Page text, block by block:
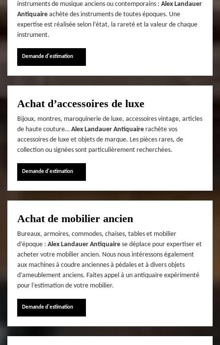
instruments de musique anciens ou contemporains : Alex Landauer
Antiquaire achète des instruments de toutes époques. Une
expertise est réalisée selon l’état, la rareté et la valeur de chaque
instrument.
Demande d'estimation
Achat d’accessoires de luxe
Bijoux, montres, maroquinerie de luxe, accessoires vintage, articles
de haute couture… Alex Landauer Antiquaire rachète vos
accessoires de luxe et objets de marque. Les pièces rares, de
collection ou signées sont particulièrement recherchées.
Demande d'estimation
Achat de mobilier ancien
Bureaux, armoires, commodes, chaises, tables et mobilier
d’époque : Alex Landauer Antiquaire se déplace pour expertiser et
acheter votre mobilier ancien. Nous nous intéressons également
aux machines à coudre anciennes à pédales et à divers objets
d’ameublement anciens. Faites appel à un antiquaire expérimenté
pour l’estimation de votre mobilier.
Demande d'estimation